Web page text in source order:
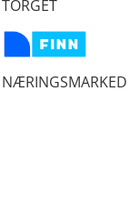
TORGET
NÆRINGSMARKED